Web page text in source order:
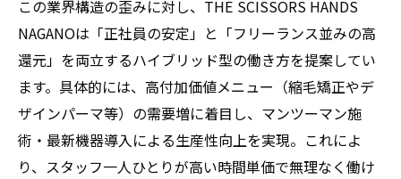
この業界構造の歪みに対し、THE SCISSORS HANDS
NAGANOは「正社員の安定」と「フリーランス並みの高
還元」を両立するハイブリッド型の働き方を提案してい
ます。具体的には、高付加価値メニュー（縮毛矯正やデ
ザインパーマ等）の需要増に着目し、マンツーマン施
術・最新機器導入による生産性向上を実現。これによ
り、スタッフ一人ひとりが高い時間単価で無理なく働け